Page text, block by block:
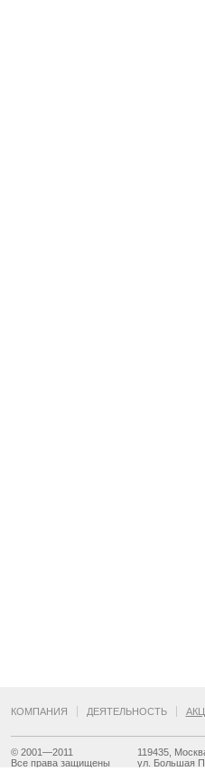
КОМПАНИЯ ДЕЯТЕЛЬНОСТЬ
© 2001—2011
Все права защищены
119435,
ул. Большая